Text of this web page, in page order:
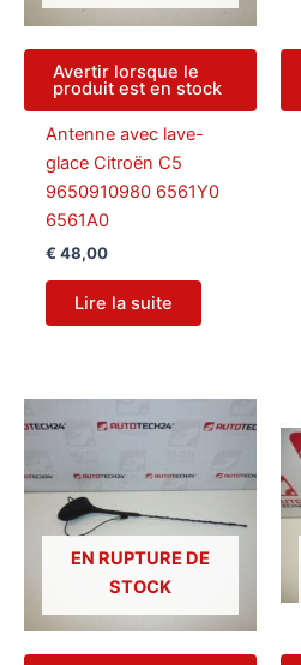
Avertir lorsque le
produit est en stock
Antenne avec lave-
glace Citroën C5
9650910980 6561Y0
6561A0
€ 48,00
Lire la suite
EN RUPTURE DE
STOCK